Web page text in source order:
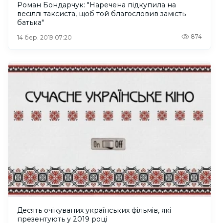
Роман Бондарчук: "Наречена підкупила на
весіллі таксиста, щоб той благословив замість
батька"
14 бер. 2019 07:20 874
Десять очікуваних українських фільмів, які
презентують у 2019 році